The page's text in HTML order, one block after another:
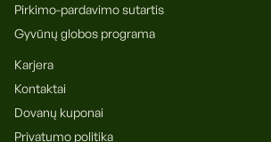
Pirkimo-pardavimo sutartis
Gyvūnų globos programa
Karjera
Kontaktai
Dovanų kuponai
Privatumo politika